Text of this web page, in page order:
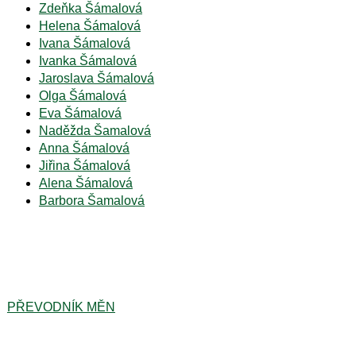
Zdeňka Šámalová
Helena Šámalová
Ivana Šámalová
Ivanka Šámalová
Jaroslava Šámalová
Olga Šámalová
Eva Šámalová
Naděžda Šamalová
Anna Šámalová
Jiřina Šámalová
Alena Šámalová
Barbora Šamalová
PŘEVODNÍK MĚN